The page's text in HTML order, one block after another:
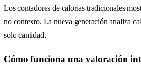
Los contadores de calorías tradicionales
no contexto. La nueva generación analiza
solo cantidad.
Cómo funciona una valoración